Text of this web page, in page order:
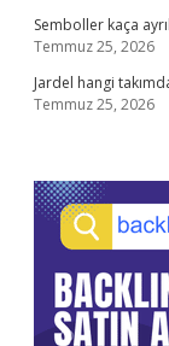
Semboller kaça
Temmuz 25, 2026
Jardel hangi
Temmuz 25, 2026